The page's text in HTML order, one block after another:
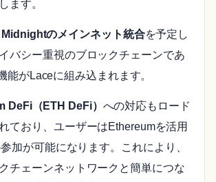
ます。
Midnightのメインネット統合を予定し
バシー重視のブロックチェーンであ
能がLaceに組み込まれます。
DeFi（ETH DeFi） への対応もロード
ており、ユーザーはEthereumを活用
加が可能になります。これにより、
チェーンネットワークと簡単につな